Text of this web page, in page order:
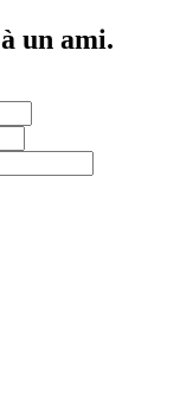
un ami.